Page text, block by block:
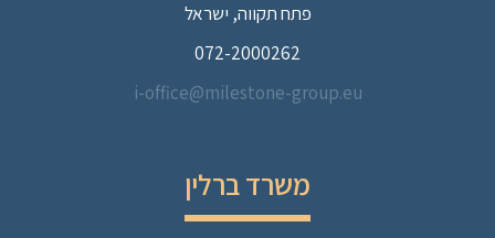
פתח תקווה, ישראל
072-2000262
i-office@milestone-group.eu
משרד ברלין